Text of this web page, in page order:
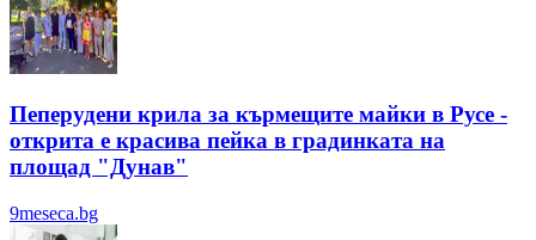
Пеперудени крила за кърмещите майки в Русе -
открита е красива пейка в градинката на
площад "Дунав"
9meseca.bg